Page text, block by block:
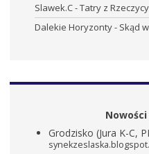
Slawek.C-Tatry z
Dalekie Horyzonty- Skąd
Grodzisko (Jura K-C,